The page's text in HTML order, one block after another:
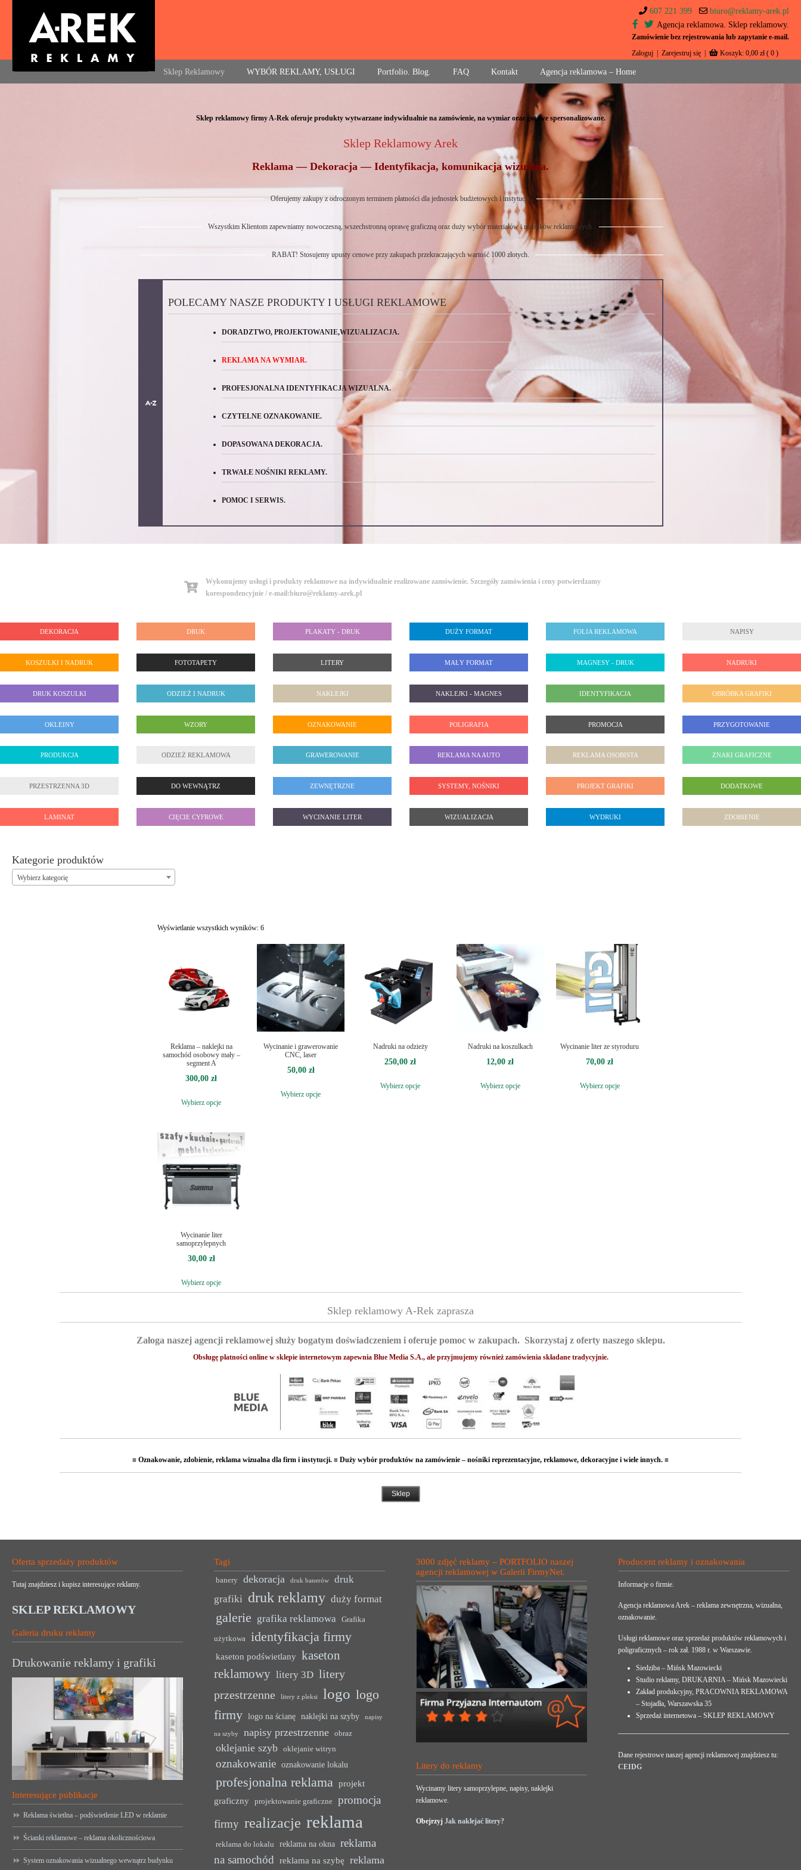
Agencja reklamowa. Reklama – usługi, druk
607 221 399
biuro@reklamy-arek.pl
Agencja reklamowa. Sklep reklamowy.
Zamówienie bez rejestrowania lub zapytanie e-mail.
Zaloguj Zarejestruj się Koszyk: 0,00 zł ( 0 )
Sklep Reklamowy WYBÓR REKLAMY, USŁUGI Portfolio. Blog. FAQ Kontakt Agencja reklamowa – Home
Sklep reklamowy firmy A-Rek oferuje produkty wytwarzane indywidualnie na zamówienie, na wymiar oraz gotowe spersonalizowane.
Sklep Reklamowy Arek
Reklama — Dekoracja — Identyfikacja, komunikacja wizualna.
Oferujemy zakupy z odroczonym terminem płatności dla jednostek budżetowych i instytucji.
Wszystkim Klientom zapewniamy nowoczesną, wszechstronną oprawę graficzną oraz duży wybór materiałów i nośników reklamowych.
RABAT! Stosujemy upusty cenowe przy zakupach przekraczających wartość 1000 złotych.
POLECAMY NASZE PRODUKTY I USŁUGI REKLAMOWE
DORADZTWO, PROJEKTOWANIE,WIZUALIZACJA.
REKLAMA NA WYMIAR.
PROFESJONALNA IDENTYFIKACJA WIZUALNA.
CZYTELNE OZNAKOWANIE.
DOPASOWANA DEKORACJA.
TRWAŁE NOŚNIKI REKLAMY.
POMOC I SERWIS.
Wykonujemy usługi i produkty reklamowe na indywidualnie realizowane zamówienie. Szczegóły zamówienia i ceny potwierdzamy
korespondencyjnie / e-mail:biuro@reklamy-arek.pl
DEKORACJA DRUK PLAKATY - DRUK DUŻY FORMAT FOLIA REKLAMOWA NAPISY
KOSZULKI I NADRUK FOTOTAPETY LITERY MAŁY FORMAT MAGNESY - DRUK NADRUKI
DRUK KOSZULKI ODZIEŻ I NADRUK NAKLEJKI NAKLEJKI - MAGNES IDENTYFIKACJA OBRÓBKA GRAFIKI
OKLEINY WZORY OZNAKOWANIE POLIGRAFIA PROMOCJA PRZYGOTOWANIE
PRODUKCJA ODZIEŻ REKLAMOWA GRAWEROWANIE REKLAMA NA AUTO REKLAMA OSOBISTA ZNAKI GRAFICZNE
PRZESTRZENNA 3D DO WEWNĄTRZ ZEWNĘTRZNE SYSTEMY, NOŚNIKI PROJEKT GRAFIKI DODATKOWE
LAMINAT CIĘCIE CYFROWE WYCINANIE LITER WIZUALIZACJA WYDRUKI ZDOBIENIE
Kategorie produktów
Wybierz kategorię
Wyświetlanie wszystkich wyników: 6
Reklama – naklejki na
samochód osobowy mały –
segment A
300,00zł
Wybierz opcje
Wycinanie i grawerowanie
CNC, laser
50,00 zł
Wybierz opcje
Nadruki na odzieży
250,00zł
Wybierz opcje
Nadruki na koszulkach
12,00zł
Wybierz opcje
Wycinanie liter ze styroduru
70,00zł
Wybierz opcje
Wycinanie liter
samoprzylepnych
30,00 zł
Wybierz opcje
Sklep reklamowy A-Rek zaprasza
Załoga naszej agencji reklamowej służy bogatym doświadczeniem i oferuje pomoc w zakupach. Skorzystaj z oferty naszego sklepu.
Obsługę płatności online w sklepie internetowym zapewnia Blue Media S.A., ale przyjmujemy również zamówienia składane tradycyjnie.
≡ Oznakowanie, zdobienie, reklama wizualna dla firm i instytucji. ≡ Duży wybór produktów na zamówienie – nośniki reprezentacyjne, reklamowe, dekoracyjne i wiele innych. ≡
Sklep
Oferta sprzedaży produktów
Tutaj znajdziesz i kupisz interesujące reklamy.
SKLEP REKLAMOWY
Galeria druku reklamy
Drukowanie reklamy i grafiki
Interesujące publikacje
Reklama świetlna – podświetlenie LED w reklamie
Ścianki reklamowe – reklama okolicznościowa
System oznakowania wizualnego wewnątrz budynku
Tagi
banery dekoracja druk banerów
druk
grafiki druk reklamy duży format
galerie grafika reklamowa Grafika
użytkowa identyfikacja firmy
kaseton podświetlany kaseton
reklamowy litery 3D litery
przestrzenne
litery z pleksi logo logo
firmy
logo na ścianę naklejki na szyby napisy
na szyby napisy przestrzenne obraz
oklejanie szyb oklejanie witryn
oznakowanie oznakowanie lokalu
profesjonalna reklama projekt
graficzny
projektowanie graficzne
promocja
firmy realizacje reklama
reklama do lokalu reklama na okna
reklama
na samochód reklama na szybę reklama
3000 zdjęć reklamy – PORTFOLIO naszej
agencji reklamowej w Galerii FirmyNet.
Litery do reklamy
Wycinamy litery samoprzylepne, napisy, naklejki
reklamowe.
ObejrzyjJak naklejać litery?
Producent reklamy i oznakowania
Informacje o firmie.
Agencja reklamowa Arek – reklama zewnętrzna, wizualna,
oznakowanie.
Usługi reklamowe oraz sprzedaż produktów reklamowych i
poligraficznych – rok zał. 1988 r. w Warszawie.
Siedziba – Mińsk Mazowiecki
Studio reklamy, DRUKARNIA – Mińsk Mazowiecki
Zakład produkcyjny, PRACOWNIA REKLAMOWA
– Stojadła, Warszawska 35
Sprzedaż internetowa – SKLEP REKLAMOWY
Dane rejestrowe naszej agencji reklamowej znajdziesz tu:
CEIDG